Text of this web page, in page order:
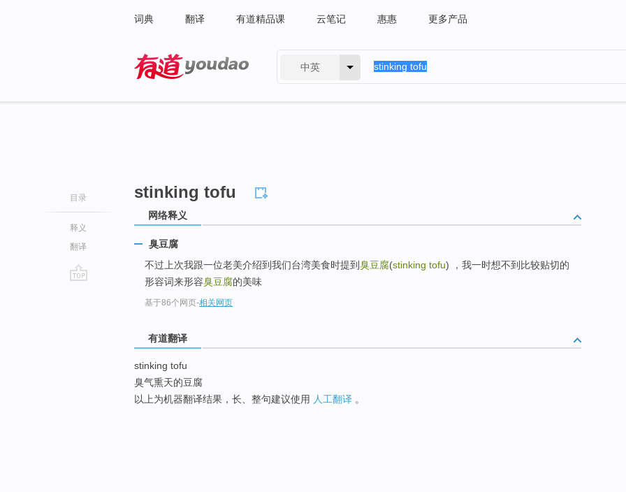
词典 翻译 有道精品课 云笔记 惠惠 更多产品
中英
目录
释义
翻译
stinking tofu
网络释义
臭豆腐
不过上次我跟一位老美介绍到我们台湾美食时提到臭豆腐(stinking tofu) ，我一时想不到比较贴切的
形容词来形容臭豆腐的美味
基于86个网页-相关网页
有道翻译
stinking tofu
臭气熏天的豆腐
以上为机器翻译结果，长、整句建议使用 人工翻译 。